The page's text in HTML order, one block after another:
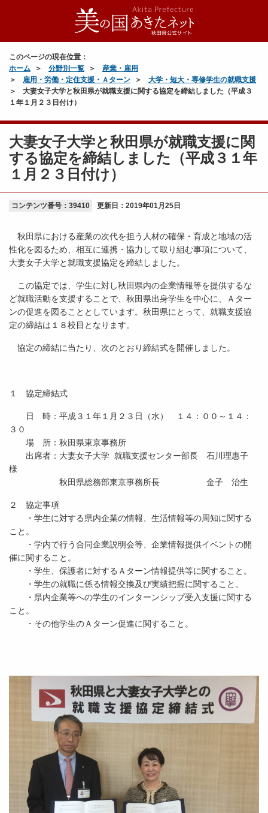
このページの現在位置：
ホーム
分野別一覧
産業・雇用
雇用・労働・定住支援・Ａターン
大学・短大・専修学生の就職支援
大妻女子大学と秋田県が就職支援に関する協定を締結しました（平成３
１年１月２３日付け）
大妻女子大学と秋田県が就職支援に関
する協定を締結しました（平成３１年
１月２３日付け）
コンテンツ番号：39410 更新日： 2019年01月25日
秋田県における産業の次代を担う人材の確保・育成と地域の活
性化を図るため、相互に連携・協力して取り組む事項について、
大妻女子大学と就職支援協定を締結しました。
この協定では、学生に対し秋田県内の企業情報等を提供するな
ど就職活動を支援することで、秋田県出身学生を中心に、Ａター
ンの促進を図ることとしています。秋田県にとって、就職支援協
定の締結は１８校目となります。
協定の締結に当たり、次のとおり締結式を開催しました。
１ 協定締結式
日 時：平成３１年１月２３日（水） １４：００～１４：
３０
場 所：秋田県東京事務所
出席者：大妻女子大学 就職支援センター部長 石川理惠子
様
秋田県総務部東京事務所長 金子 治生
２ 協定事項
・学生に対する県内企業の情報、生活情報等の周知に関する
こと。
・学内で行う合同企業説明会等、企業情報提供イベントの開
催に関すること。
・学生、保護者に対するＡターン情報提供等に関すること。
・学生の就職に係る情報交換及び実績把握に関すること。
・県内企業等への学生のインターンシップ受入支援に関する
こと。
・その他学生のＡターン促進に関すること。